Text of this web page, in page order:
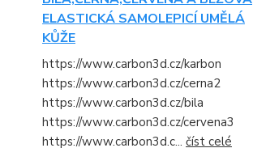
ELASTICKÁ SAMOLEPICÍ UMĚLÁ
KŮŽE
https://www.carbon3d.cz/karbon
https://www.carbon3d.cz/cerna2
https://www.carbon3d.cz/bila
https://www.carbon3d.cz/cervena3
https://www.carbon3d.c... číst celé